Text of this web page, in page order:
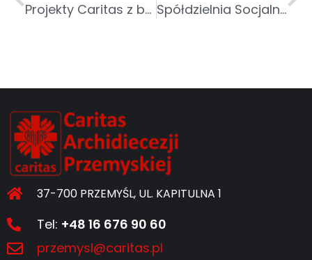
Projekty Caritas z branży pomocy społecznej i opieki medycznej Spółdzielnia Socjalna „GMINOVA” w Giedlarowej – kiedy ludziom chce się chcieć
37-700 PRZEMYŚL, UL. KAPITULNA 1
Tel: +48 16 676 90 60
przemysl@caritas.pl